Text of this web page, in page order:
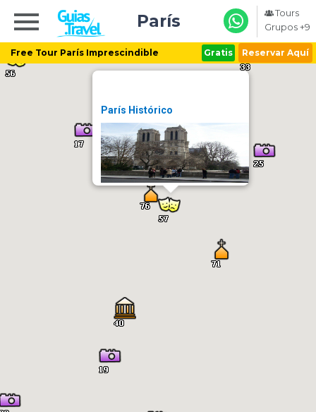
Free Tour París Imprescindible Gratis Reservar Aquí
París
Tours
Grupos +9
París Histórico